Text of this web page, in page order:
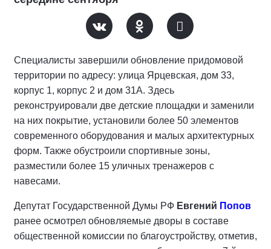
Специалисты завершили обновление придомовой
территории по адресу: улица Ярцевская, дом 33,
корпус 1, корпус 2 и дом 31А. Здесь
реконструировали две детские площадки и заменили
на них покрытие, установили более 50 элементов
современного оборудования и малых архитектурных
форм. Также обустроили спортивные зоны,
разместили более 15 уличных тренажеров с
навесами.
Депутат Государственной Думы РФ Евгений Попов
ранее осмотрел обновляемые дворы в составе
общественной комиссии по благоустройству, отметив,